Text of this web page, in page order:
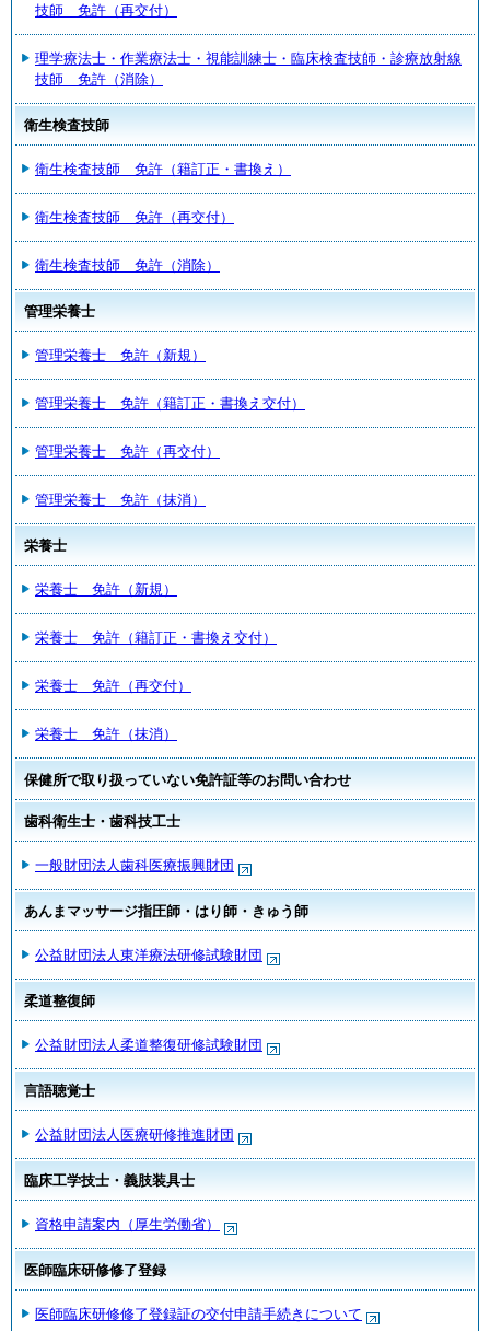
技師 免許（再交付）
理学療法士・作業療法士・視能訓練士・臨床検査技師・診療放射線
技師 免許（消除）
衛生検査技師
衛生検査技師 免許（籍訂正・書換え）
衛生検査技師 免許（再交付）
衛生検査技師 免許（消除）
管理栄養士
管理栄養士 免許（新規）
管理栄養士 免許（籍訂正・書換え交付）
管理栄養士 免許（再交付）
管理栄養士 免許（抹消）
栄養士
栄養士 免許（新規）
栄養士 免許（籍訂正・書換え交付）
栄養士 免許（再交付）
栄養士 免許（抹消）
保健所で取り扱っていない免許証等のお問い合わせ
歯科衛生士・歯科技工士
一般財団法人歯科医療振興財団
あんまマッサージ指圧師・はり師・きゅう師
公益財団法人東洋療法研修試験財団
柔道整復師
公益財団法人柔道整復研修試験財団
言語聴覚士
公益財団法人医療研修推進財団
臨床工学技士・義肢装具士
資格申請案内（厚生労働省）
医師臨床研修修了登録
医師臨床研修修了登録証の交付申請手続きについて